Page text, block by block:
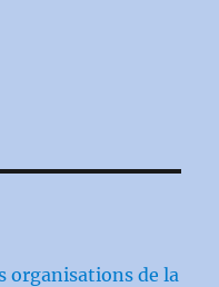
organisations de la